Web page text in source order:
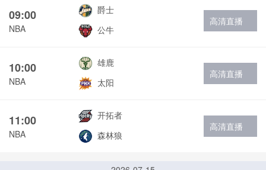
09:00
NBA
爵士
公牛
高清直播
10:00
NBA
雄鹿
太阳
高清直播
11:00
NBA
开拓者
森林狼
高清直播